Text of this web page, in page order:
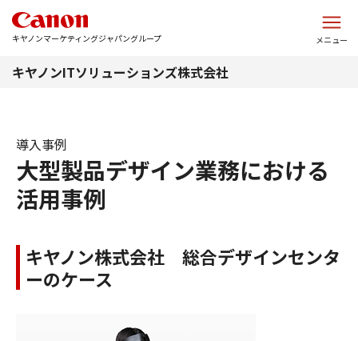
キヤノンマーケティングジャパングループ メニュー
キヤノンITソリューションズ株式会社
大型製品デザイン業務における
活用事例
導入事例
キヤノン株式会社 総合デザインセンタ
ーのケース